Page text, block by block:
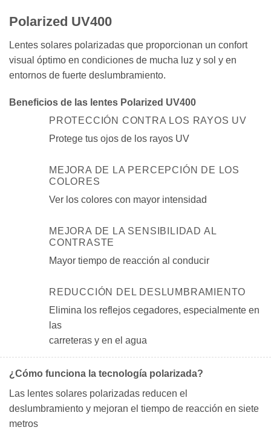
Polarized UV400
Lentes solares polarizadas que proporcionan un confort
visual óptimo en condiciones de mucha luz y sol y en
entornos de fuerte deslumbramiento.
Beneficios de las lentes Polarized UV400
PROTECCIÓN CONTRA LOS RAYOS UV
Protege tus ojos de los rayos UV
MEJORA DE LA PERCEPCIÓN DE LOS
COLORES
Ver los colores con mayor intensidad
MEJORA DE LA SENSIBILIDAD AL
CONTRASTE
Mayor tiempo de reacción al conducir
REDUCCIÓN DEL DESLUMBRAMIENTO
Elimina los reflejos cegadores, especialmente en
las
carreteras y en el agua
¿Cómo funciona la tecnología polarizada?
Las lentes solares polarizadas reducen el
deslumbramiento y mejoran el tiempo de reacción en siete
metros